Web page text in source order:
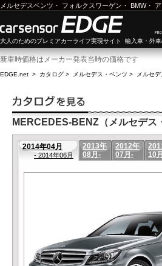
メルセデスベンツ ・ フォルクスワーゲン ・ BMW・
大人のためのプレミアカーライフ実現サイト 輸入車・外
新車時価格はメーカー発表当時の価格です
EDGE.net > カタログ > メルセデス・ベンツ > メルセ
MERCEDES-BENZ（メルセデス
2014年04月
- 2014年06月
2013年
08月-
2012年
07月-
10